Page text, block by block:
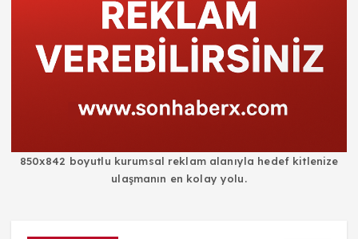
850x842 boyutlu kurumsal reklam alanıyla hedef kitlenize
ulaşmanın en kolay yolu.